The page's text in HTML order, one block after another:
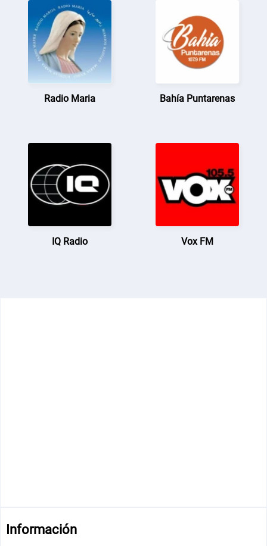
Radio Maria Bahía Puntarenas
IQ Radio Vox FM
Información